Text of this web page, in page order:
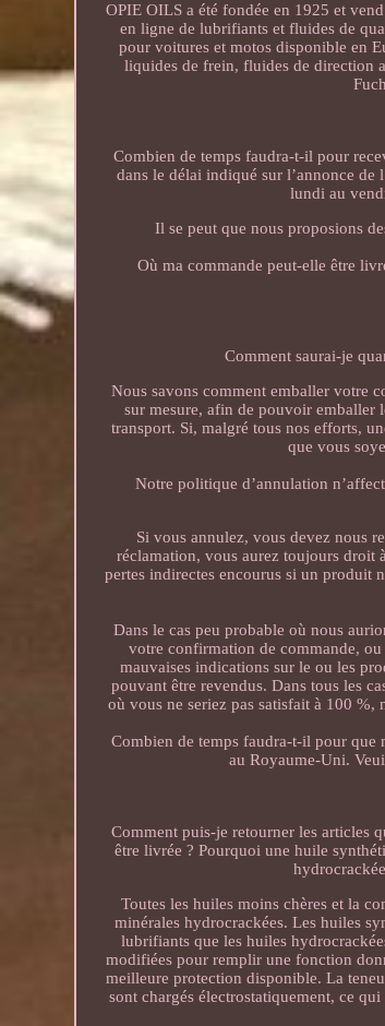
OPIE OILS a été fondée en 1925 et
en ligne de lubrifiants et fluides de
pour voitures et motos disponible en
liquides de frein, fluides de direction
Combien de temps faudra-t-il pour
dans le délai indiqué sur l’annonce
lundi au
Il se peut que nous proposions
Où ma commande peut-elle être
Comment saurai-je
Nous savons comment emballer votre
sur mesure, afin de pouvoir emballer
transport. Si, malgré tous nos efforts,
que vous
Notre politique d’annulation
Si vous annulez, vous devez nous
réclamation, vous aurez toujours droit
pertes indirectes encourus si un produit
Dans le cas peu probable où nous
votre confirmation de commande,
mauvaises indications sur le ou les
pouvant être revendus. Dans tous les
où vous ne seriez pas satisfait à 100 %,
Combien de temps faudra-t-il pour que
au Royaume-Uni.
Comment puis-je retourner les articles
être livrée ? Pourquoi une huile
Toutes les huiles moins chères et la
minérales hydrocrackées. Les huiles
lubrifiants que les huiles
modifiées pour remplir une fonction
meilleure protection disponible. La
sont chargés électrostatiquement, ce